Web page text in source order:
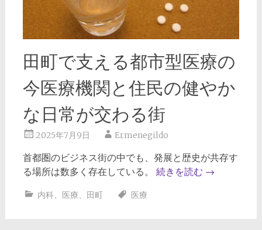
田町で支える都市型医療の
今医療機関と住民の健やか
な日常が交わる街
2025年7月9日 Ermenegildo
首都圏のビジネス街の中でも、発展と歴史が共存す
る場所は数多く存在している。 続きを読む →
内科、 医療 田町 医療